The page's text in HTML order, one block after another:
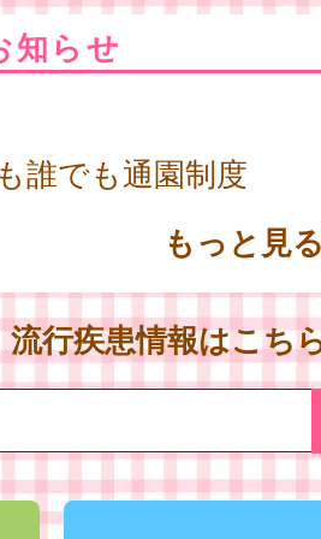
知らせ
誰でも通園制度
もっと見
流行疾患情報はこち